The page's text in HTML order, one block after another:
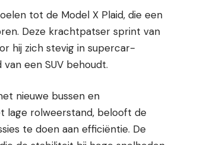
tot de Model X Plaid, die een
Deze krachtpatser sprint van
hij zich stevig in supercar-
een SUV behoudt.
nieuwe bussen en
lage rolweerstand, belooft de
te doen aan efficiëntie. De